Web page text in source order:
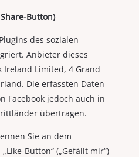
Button)
des sozialen
Anbieter dieses
Ireland Limited, 4 Grand
Die erfassten Daten
Facebook jedoch auch in
übertragen.
Sie an dem
Button“ („Gefällt mir“)